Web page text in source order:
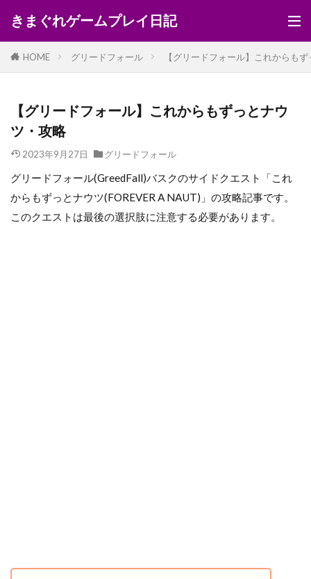
きまぐれゲームプレイ日記
HOME グリードフォール 【グリードフォール】これからも
【グリードフォール】これからもずっとナウ
ツ・攻略
2023年9月27日 グリードフォール
グリードフォール(GreedFall)バスクのサイドクエスト「これ
からもずっとナウツ(FOREVER A NAUT)」の攻略記事です。
このクエストは最後の選択肢に注意する必要があります。